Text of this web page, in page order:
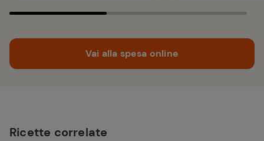
Vai alla spesa online
Ricette correlate